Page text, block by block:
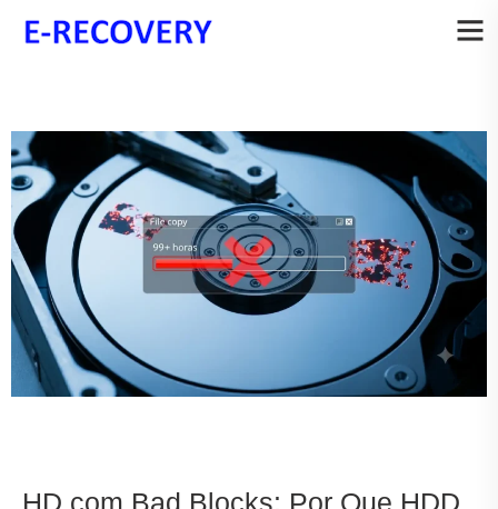
HD com Bad Blocks: Por Que HDD